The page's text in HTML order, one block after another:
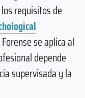
requisitos de
se aplica al
depende
supervisada y la